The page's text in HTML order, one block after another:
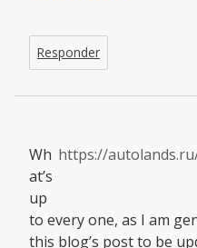
Responder
https://
Wh
at’s
up
to every one, as I am
this blog’s post to be